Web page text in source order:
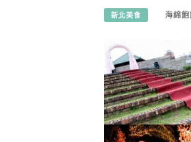
新北美食 海綿飽